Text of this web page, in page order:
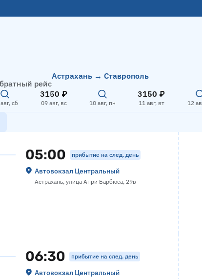
рейс
Астрахань → Ставрополь
сб
3150 ₽
09 авг, вс 10 авг, пн
3150 ₽
11 авг, вт 12
05:00 прибытие на след. день
Автовокзал Центральный
Астрахань, улица Анри Барбюса, 29в
06:30 прибытие на след. день
Автовокзал Центральный